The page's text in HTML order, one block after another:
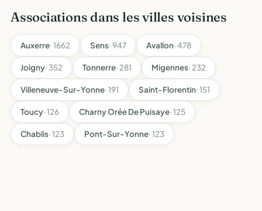
Associations dans les villes voisines
Auxerre· 1662 Sens· 947 Avallon· 478
Joigny· 352 Tonnerre· 281 Migennes· 232
Villeneuve-Sur-Yonne· 191 Saint-Florentin· 151
Toucy· 126 Charny Orée De Puisaye· 125
Chablis· 123 Pont-Sur-Yonne· 123